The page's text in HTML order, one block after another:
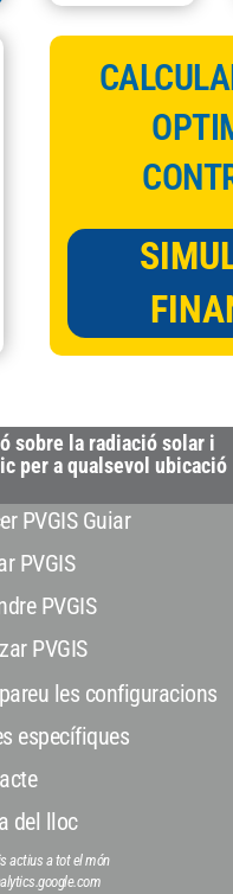
sobre la radiació solar i
per a qualsevol ubicació
PVGIS Guiar
PVGIS
PVGIS
PVGIS
les configuracions
específiques
del lloc
actius a tot el món